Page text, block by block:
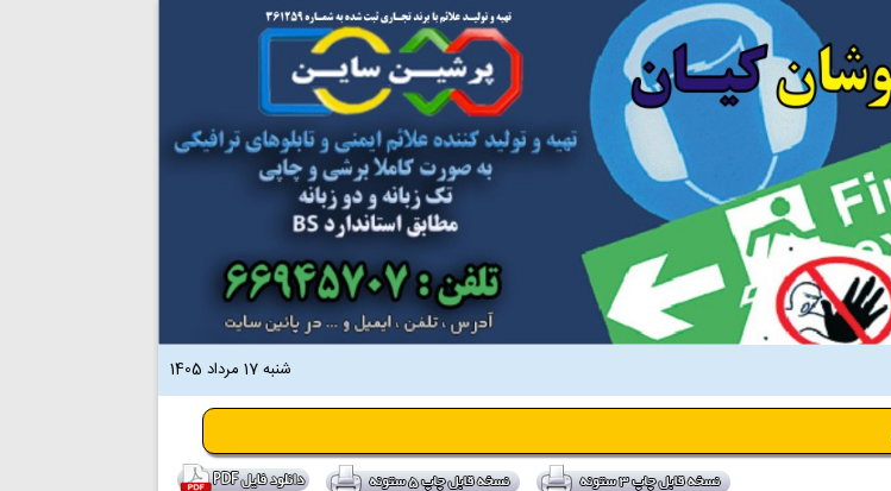
شنبه 17 مرداد 1405